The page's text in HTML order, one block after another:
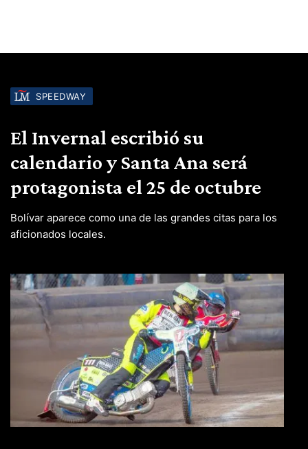
SPEEDWAY
El Invernal escribió su
calendario y Santa Ana será
protagonista el 25 de octubre
Bolívar aparece como una de las grandes citas para los
aficionados locales.